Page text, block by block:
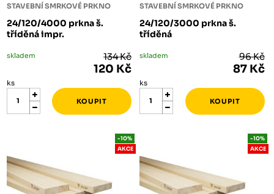
STAVEBNÍ SMRKOVÉ PRKNO
24/120/4000 prkna š.
tříděná impr.
skladem 134 Kč
120 Kč
ks
STAVEBNÍ SMRKOVÉ PRKNO
24/120/3000 prkna š.
tříděná
skladem 96 Kč
87 Kč
ks
-10%
AKCE
-10%
AKCE